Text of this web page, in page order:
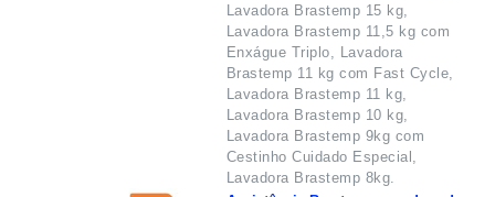
Lavadora Brastemp 15 kg,
Lavadora Brastemp 11,5 kg com
Enxágue Triplo, Lavadora
Brastemp 11 kg com Fast Cycle,
Lavadora Brastemp 11 kg,
Lavadora Brastemp 10 kg,
Lavadora Brastemp 9kg com
Cestinho Cuidado Especial,
Lavadora Brastemp 8kg.